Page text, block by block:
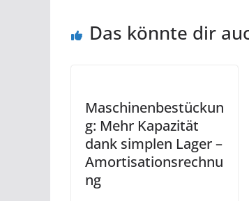
Das könnte dir
Maschinenbestückun
g: Mehr Kapazität
dank simplen Lager –
Amortisationsrechnu
ng